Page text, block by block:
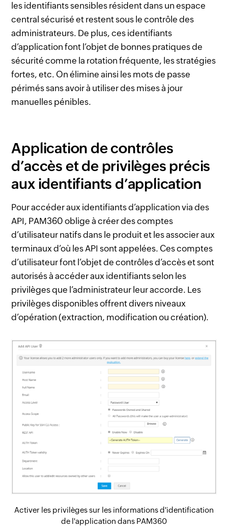
les identifiants sensibles résident dans un espace
central sécurisé et restent sous le contrôle des
administrateurs. De plus, ces identifiants
d’application font l’objet de bonnes pratiques de
sécurité comme la rotation fréquente, les stratégies
fortes, etc. On élimine ainsi les mots de passe
périmés sans avoir à utiliser des mises à jour
manuelles pénibles.
Application de contrôles
d’accès et de privilèges précis
aux identifiants d’application
Pour accéder aux identifiants d’application via des
API, PAM360 oblige à créer des comptes
d’utilisateur natifs dans le produit et les associer aux
terminaux d’où les API sont appelées. Ces comptes
d’utilisateur font l’objet de contrôles d’accès et sont
autorisés à accéder aux identifiants selon les
privilèges que l’administrateur leur accorde. Les
privilèges disponibles offrent divers niveaux
d’opération (extraction, modification ou création).
Activer les privilèges sur les informations d'identification
de l'application dans PAM360